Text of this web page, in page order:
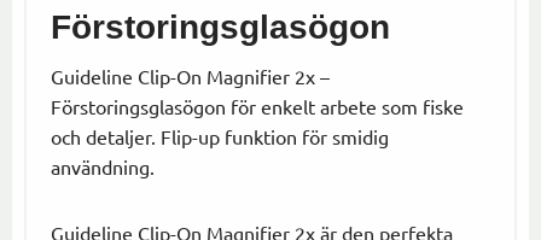
Förstoringsglasögon
Guideline Clip-On Magnifier 2x –
Förstoringsglasögon för enkelt arbete som fiske
och detaljer. Flip-up funktion för smidig
användning.
Guideline Clip-On Magnifier 2x är den perfekta